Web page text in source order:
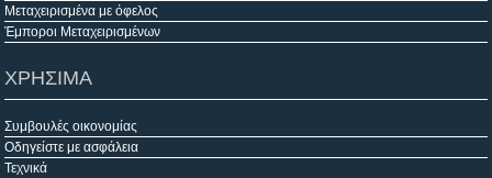
Μεταχειρισμένα με όφελος
Έμποροι Μεταχειρισμένων
ΧΡΗΣΙΜΑ
Συμβουλές οικονομίας
Οδηγείστε με ασφάλεια
Τεχνικά